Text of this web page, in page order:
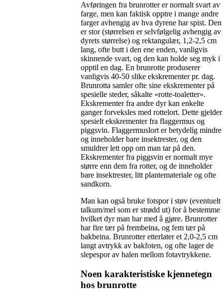
Avføringen fra brunrotter er normalt svart av
farge, men kan faktisk opptre i mange andre
farger avhengig av hva dyrene har spist. Den
er stor (størrelsen er selvfølgelig avhengig av
dyrets størrelse) og rektangulær, 1,2-2,5 cm
lang, ofte butt i den ene enden, vanligvis
skinnende svart, og den kan holde seg myk i
opptil en dag. En brunrotte produserer
vanligvis 40-50 slike ekskrementer pr. dag.
Brunrotta samler ofte sine ekskrementer på
spesielle steder, såkalte «rotte-toaletter».
Ekskrementer fra andre dyr kan enkelte
ganger forveksles med rottelort. Dette gjelder
spesielt ekskrementer fra flaggermus og
piggsvin. Flaggermuslort er betydelig mindre
og inneholder bare insektrester, og den
smuldrer lett opp om man tar på den.
Ekskrementer fra piggsvin er normalt mye
større enn dem fra rotter, og de inneholder
bare insektrester, litt plantemateriale og ofte
sandkorn.
Man kan også bruke fotspor i støv (eventuelt
talkum/mel som er strødd ut) for å bestemme
hvilket dyr man har med å gjøre. Brunrotter
har fire tær på frembeina, og fem tær på
bakbeina. Brunrotter etterlater et 2,0-2,5 cm
langt avtrykk av bakfoten, og ofte lager de
slepespor av halen mellom fotavtrykkene.
Noen karakteristiske kjennetegn
hos brunrotte